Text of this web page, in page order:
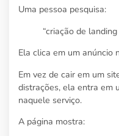
Uma pessoa pesquisa:
“criação de
Ela clica em um anúncio
Em vez de cair em um
distrações, ela entra em
naquele serviço.
A página mostra: